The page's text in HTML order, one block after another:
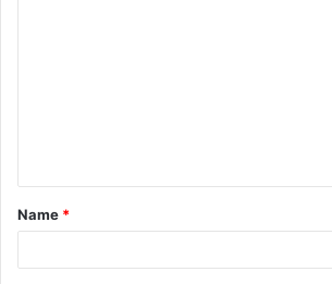
t
*
Name *